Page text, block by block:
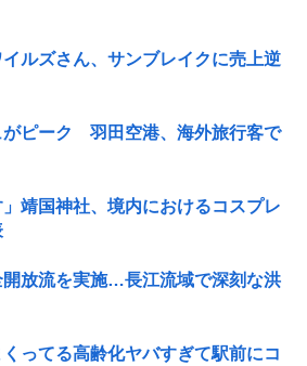
イルズさん、サンブレイクに売上逆
がピーク 羽田空港、海外旅行客で
」靖国神社、境内におけるコスプレ
放流を実施…長江流域で深刻な洪
ってる高齢化ヤバすぎて駅前にコ